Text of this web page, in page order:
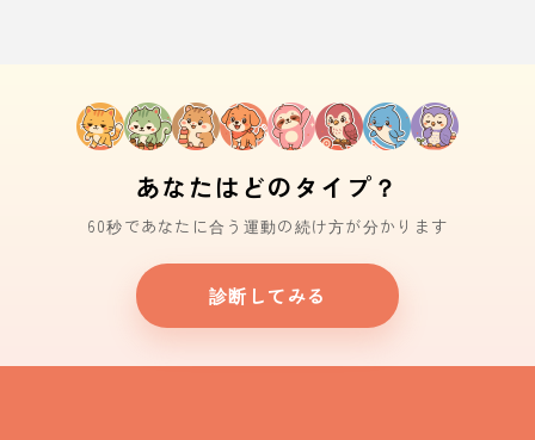
あなたはどのタイプ？
60秒であなたに合う運動の続け方が分かります
診断してみる